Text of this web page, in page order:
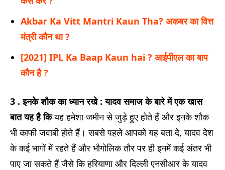
Akbar Ka Vitt Mantri Kaun Tha? अकबर का वित्त
मंत्री कौन था ?
[2021] IPL Ka Baap Kaun hai ? आईपीएल का बाप
कौन है ?
3 . इनके शौक का ध्यान रखे : यादव समाज के बारे में एक खास
बात यह है कियह हमेशा जमीन से जुड़े हुए होते हैं और इनके शौक
भी काफी जवाबी होते हैं। सबसे पहले आपको यह बता दे, यादव देश
के कई भागों में रहते हैं और भौगोलिक तौर पर ही इनमें कई अंतर भी
पाए जा सकते हैं जैसे कि हरियाणा और दिल्ली एनसीआर के यादव